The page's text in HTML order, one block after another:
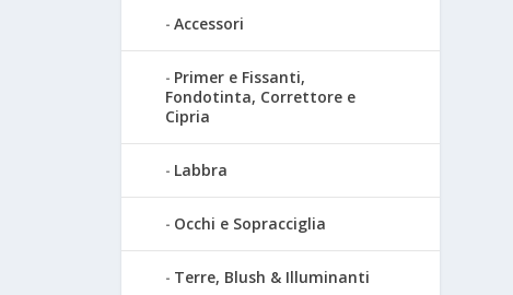
Accessori
Primer e Fissanti,
Fondotinta, Correttore e
Cipria
Labbra
Occhi e Sopracciglia
Terre, Blush & Illuminanti